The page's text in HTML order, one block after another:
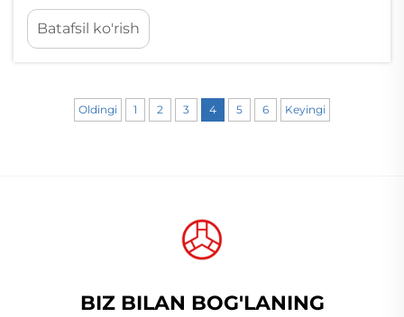
o'ziga xos parildashi va ko'p jihatdan
foydalanilishi bilan hunarmandlar hamda
mehnatkorlarni o'ziga jalb etgan yulduzga
Batafsil ko'rish
Oldingi 1 2 3 4 5 6 Keyingi
BIZ BILAN BOG'LANING